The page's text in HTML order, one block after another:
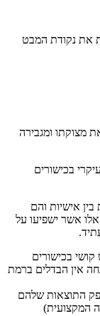
את נקודת המבט
מצוקתו ומגבירה
בכישורים
אישיות והם
אלו אשר ישפיעו על
בכישורים
אין הבדלים ברמת
התוצאות שלהם
המקצועית)